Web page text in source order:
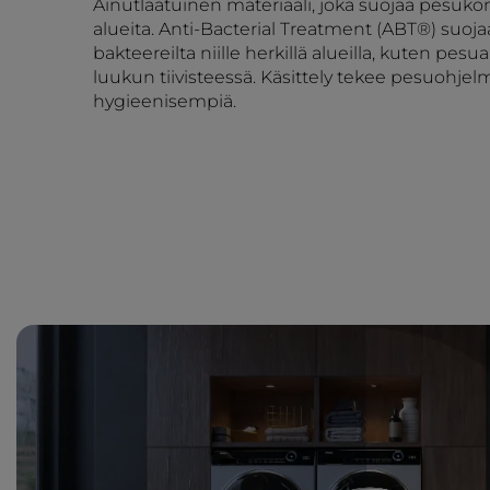
Ainutlaatuinen materiaali, joka suojaa
alueita. Anti-Bacterial Treatment (ABT®)
bakteereilta niille herkillä alueilla, kuten
luukun tiivisteessä. Käsittely tekee
hygieenisempiä.